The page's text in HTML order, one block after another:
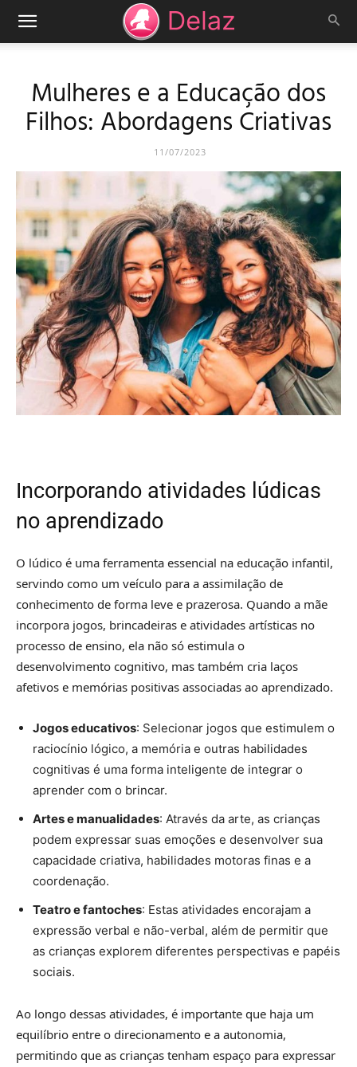
Mulheres e a Educação dos
Filhos: Abordagens Criativas
11/07/2023
Incorporando atividades lúdicas
no aprendizado
O lúdico é uma ferramenta essencial na educação infantil,
servindo como um veículo para a assimilação de
conhecimento de forma leve e prazerosa. Quando a mãe
incorpora jogos, brincadeiras e atividades artísticas no
processo de ensino, ela não só estimula o
desenvolvimento cognitivo, mas também cria laços
afetivos e memórias positivas associadas ao aprendizado.
Jogos educativos: Selecionar jogos que estimulem o
raciocínio lógico, a memória e outras habilidades
cognitivas é uma forma inteligente de integrar o
aprender com o brincar.
Artes e manualidades: Através da arte, as crianças
podem expressar suas emoções e desenvolver sua
capacidade criativa, habilidades motoras finas e a
coordenação.
Teatro e fantoches: Estas atividades encorajam a
expressão verbal e não-verbal, além de permitir que
as crianças explorem diferentes perspectivas e papéis
sociais.
Ao longo dessas atividades, é importante que haja um
equilíbrio entre o direcionamento e a autonomia,
permitindo que as crianças tenham espaço para expressar